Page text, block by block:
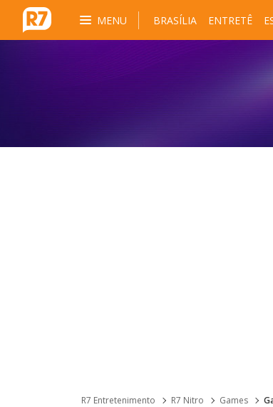
MENU BRASÍLIA ENTRETÊ
R7 Entretenimento R7 Nitro Games